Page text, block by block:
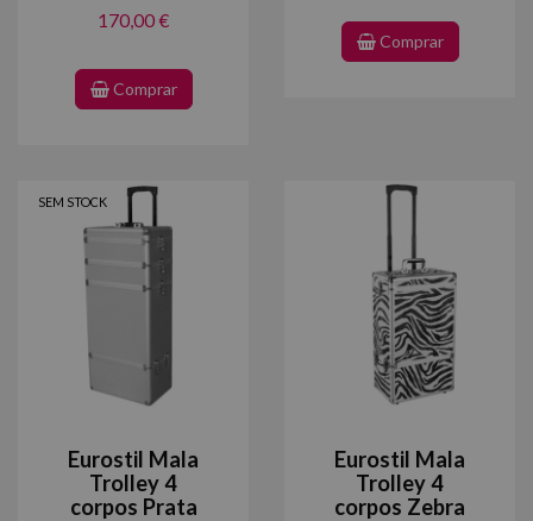
170,00 €
Comprar
Comprar
SEM STOCK
Eurostil Mala
Trolley 4
corpos Prata
Eurostil Mala
Trolley 4
corpos Zebra